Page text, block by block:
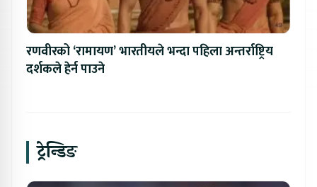
रणवीरको ‘रामायण’ भारतीयले भन्दा पहिला अन्तर्राष्ट्रिय
दर्शकले हेर्न पाउने
ट्रेन्डिङ